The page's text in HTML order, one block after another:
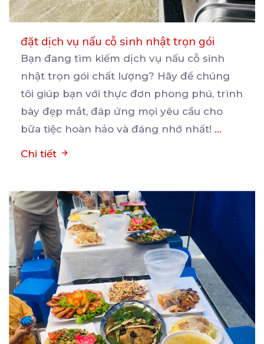
đặt dịch vụ nấu cỗ sinh nhật trọn gói
Bạn đang tìm kiếm dịch vụ nấu cỗ sinh
nhật trọn gói chất lượng? Hãy để chúng
tôi giúp bạn với thực đơn phong phú, trình
bày đẹp mắt, đáp ứng mọi yêu cầu cho
bữa tiệc hoàn hảo và đáng nhớ nhất! ...
Chi tiết